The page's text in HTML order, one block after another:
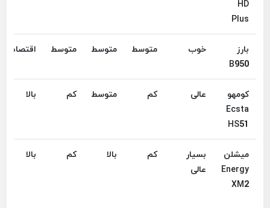
HD
Plus
بارز
B950
خوب متوسط متوسط متوسط اقتصادی
کومهو
Ecsta
HS51
عالی کم متوسط کم بالا
میشلن
Energy
XM2
بسیار
عالی
کم بالا کم بالا